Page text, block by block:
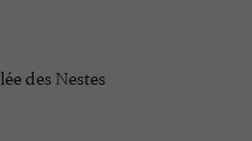
des Nestes